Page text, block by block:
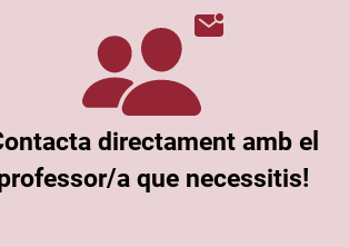
directament amb el
a que necessitis!